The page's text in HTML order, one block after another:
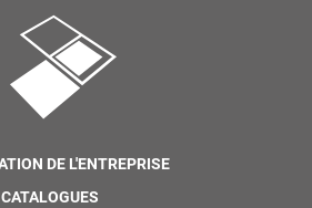
DE L'ENTREPRISE
CATALOGUES